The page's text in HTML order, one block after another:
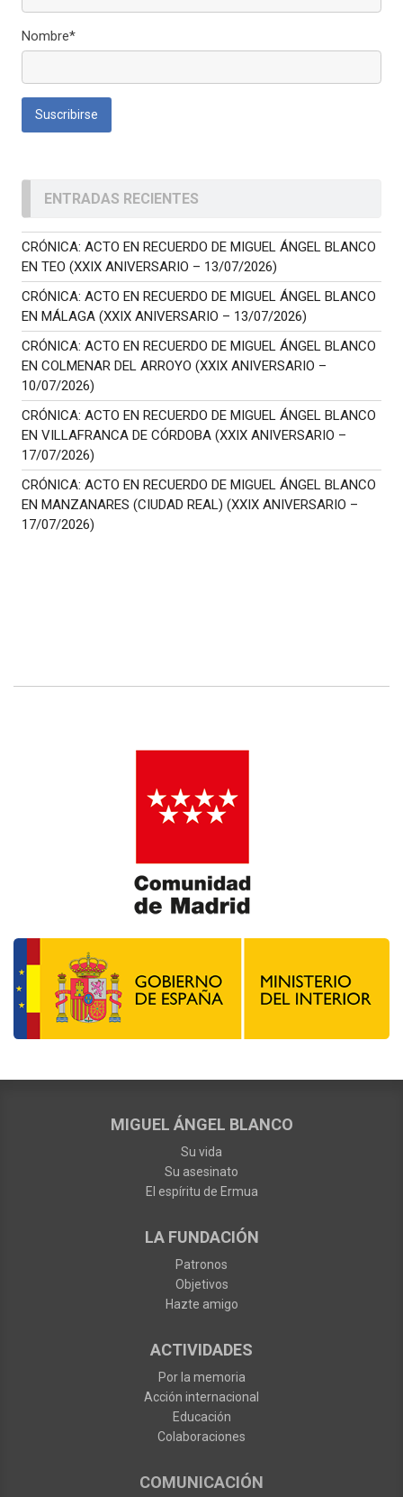
Nombre*
ENTRADAS RECIENTES
CRÓNICA: ACTO EN RECUERDO DE MIGUEL ÁNGEL BLANCO
EN TEO (XXIX ANIVERSARIO – 13/07/2026)
CRÓNICA: ACTO EN RECUERDO DE MIGUEL ÁNGEL BLANCO
EN MÁLAGA (XXIX ANIVERSARIO – 13/07/2026)
CRÓNICA: ACTO EN RECUERDO DE MIGUEL ÁNGEL BLANCO
EN COLMENAR DEL ARROYO (XXIX ANIVERSARIO –
10/07/2026)
CRÓNICA: ACTO EN RECUERDO DE MIGUEL ÁNGEL BLANCO
EN VILLAFRANCA DE CÓRDOBA (XXIX ANIVERSARIO –
17/07/2026)
CRÓNICA: ACTO EN RECUERDO DE MIGUEL ÁNGEL BLANCO
EN MANZANARES (CIUDAD REAL) (XXIX ANIVERSARIO –
17/07/2026)
MIGUEL ÁNGEL BLANCO
Su vida
Su asesinato
El espíritu de Ermua
LA FUNDACIÓN
Patronos
Objetivos
Hazte amigo
ACTIVIDADES
Por la memoria
Acción internacional
Educación
Colaboraciones
COMUNICACIÓN